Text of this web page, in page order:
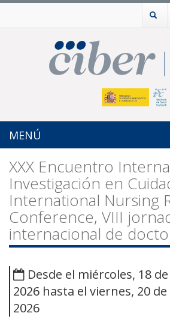
MENÚ
XXX Encuentro
Investigación en
International Nursing
Conference, VIII
internacional de
Desde el miércoles, 18
2026 hasta el viernes, 20
2026